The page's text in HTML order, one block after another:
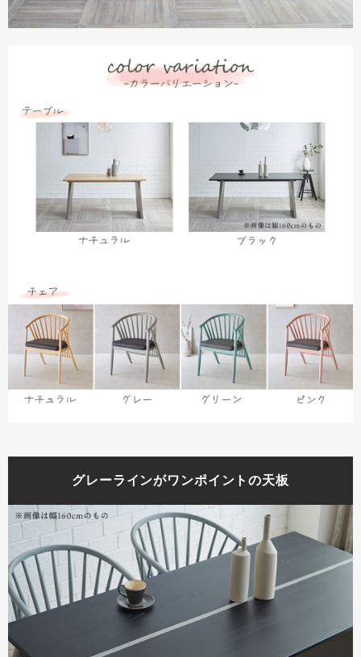
グレーラインがワンポイントの天板